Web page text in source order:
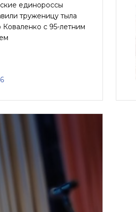
единороссы
труженицу тыла
с 95-летним